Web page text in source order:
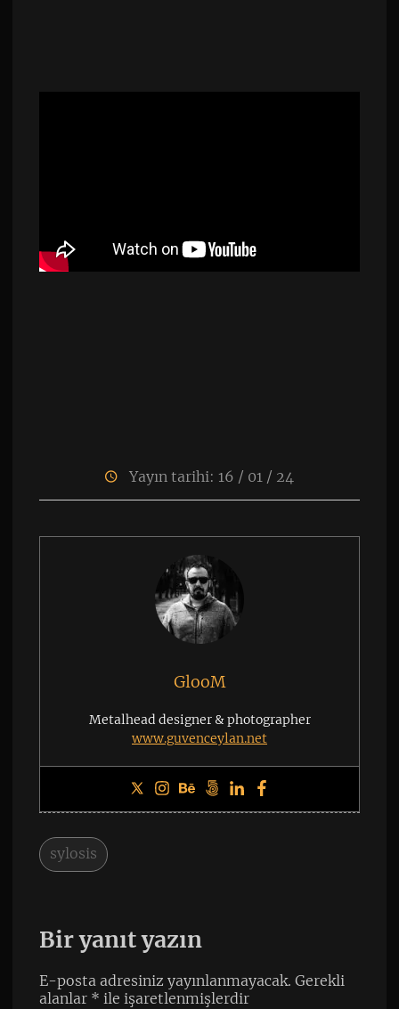
Yayın tarihi: 16 / 01 / 24
GlooM
Metalhead designer & photographer
www.guvenceylan.net
sylosis
Bir yanıt yazın
E-posta adresiniz yayınlanmayacak. Gerekli
alanlar * ile işaretlenmişlerdir